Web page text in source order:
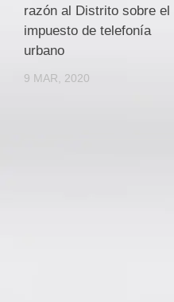
razón al Distrito sobre el
impuesto de telefonía
urbano
9 MAR, 2020